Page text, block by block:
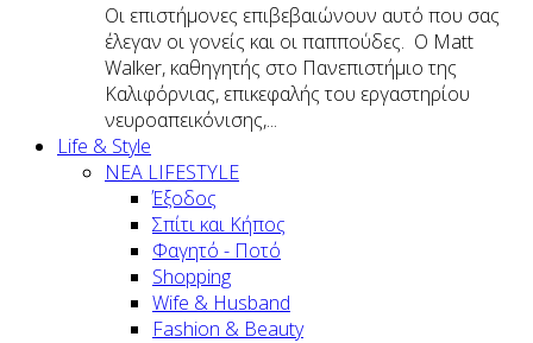
Οι επιστήμονες επιβεβαιώνουν αυτό που σας
έλεγαν οι γονείς και οι παππούδες. Ο Matt
Walker, καθηγητής στο Πανεπιστήμιο της
Καλιφόρνιας, επικεφαλής του εργαστηρίου
νευροαπεικόνισης,...
Life & Style
ΝΕΑ LIFESTYLE
Έξοδος
Σπίτι και Κήπος
Φαγητό - Ποτό
Shopping
Wife & Husband
Fashion & Beauty